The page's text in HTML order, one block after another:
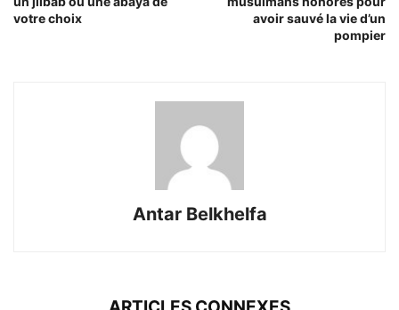
votre choix
avoir sauvé la vie d’un
pompier
Antar Belkhelfa